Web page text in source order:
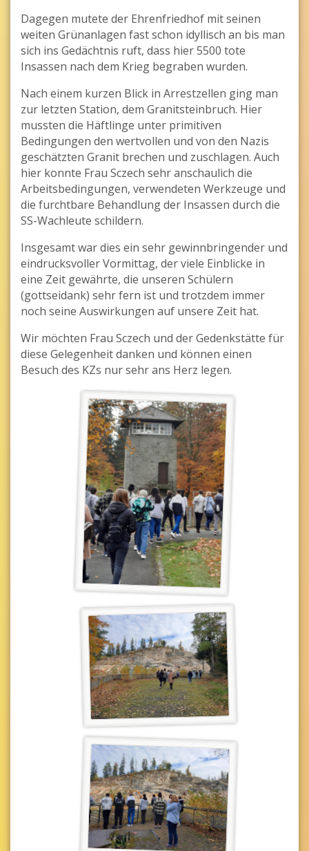
Dagegen mutete der Ehrenfriedhof mit seinen
weiten Grünanlagen fast schon idyllisch an bis man
sich ins Gedächtnis ruft, dass hier 5500 tote
Insassen nach dem Krieg begraben wurden.
Nach einem kurzen Blick in Arrestzellen ging man
zur letzten Station, dem Granitsteinbruch. Hier
mussten die Häftlinge unter primitiven
Bedingungen den wertvollen und von den Nazis
geschätzten Granit brechen und zuschlagen. Auch
hier konnte Frau Sczech sehr anschaulich die
Arbeitsbedingungen, verwendeten Werkzeuge und
die furchtbare Behandlung der Insassen durch die
SS-Wachleute schildern.
Insgesamt war dies ein sehr gewinnbringender und
eindrucksvoller Vormittag, der viele Einblicke in
eine Zeit gewährte, die unseren Schülern
(gottseidank) sehr fern ist und trotzdem immer
noch seine Auswirkungen auf unsere Zeit hat.
Wir möchten Frau Sczech und der Gedenkstätte für
diese Gelegenheit danken und können einen
Besuch des KZs nur sehr ans Herz legen.